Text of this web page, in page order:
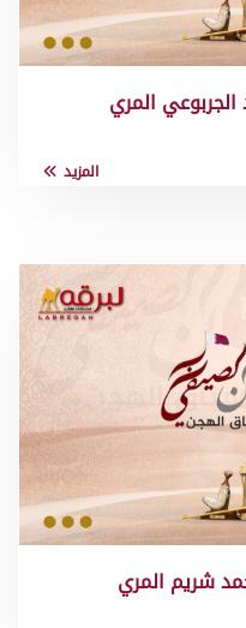
الجربوعي المري
المزيد
شريم المري